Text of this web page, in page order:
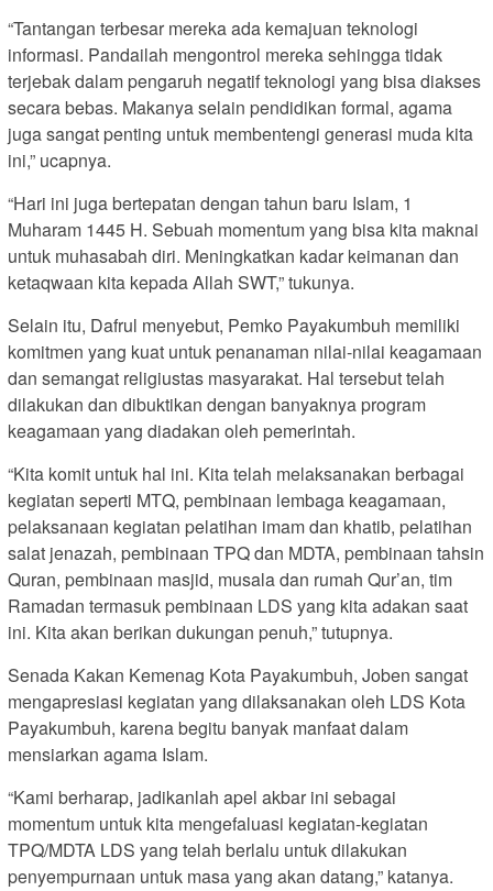
“Tantangan terbesar mereka ada kemajuan teknologi
informasi. Pandailah mengontrol mereka sehingga tidak
terjebak dalam pengaruh negatif teknologi yang bisa diakses
secara bebas. Makanya selain pendidikan formal, agama
juga sangat penting untuk membentengi generasi muda kita
ini,” ucapnya.
“Hari ini juga bertepatan dengan tahun baru Islam, 1
Muharam 1445 H. Sebuah momentum yang bisa kita maknai
untuk muhasabah diri. Meningkatkan kadar keimanan dan
ketaqwaan kita kepada Allah SWT,” tukunya.
Selain itu, Dafrul menyebut, Pemko Payakumbuh memiliki
komitmen yang kuat untuk penanaman nilai-nilai keagamaan
dan semangat religiustas masyarakat. Hal tersebut telah
dilakukan dan dibuktikan dengan banyaknya program
keagamaan yang diadakan oleh pemerintah.
“Kita komit untuk hal ini. Kita telah melaksanakan berbagai
kegiatan seperti MTQ, pembinaan lembaga keagamaan,
pelaksanaan kegiatan pelatihan imam dan khatib, pelatihan
salat jenazah, pembinaan TPQ dan MDTA, pembinaan tahsin
Quran, pembinaan masjid, musala dan rumah Qur’an, tim
Ramadan termasuk pembinaan LDS yang kita adakan saat
ini. Kita akan berikan dukungan penuh,” tutupnya.
Senada Kakan Kemenag Kota Payakumbuh, Joben sangat
mengapresiasi kegiatan yang dilaksanakan oleh LDS Kota
Payakumbuh, karena begitu banyak manfaat dalam
mensiarkan agama Islam.
“Kami berharap, jadikanlah apel akbar ini sebagai
momentum untuk kita mengefaluasi kegiatan-kegiatan
TPQ/MDTA LDS yang telah berlalu untuk dilakukan
penyempurnaan untuk masa yang akan datang,” katanya.